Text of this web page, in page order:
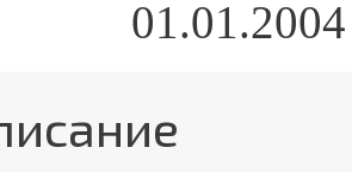
01.01.2004